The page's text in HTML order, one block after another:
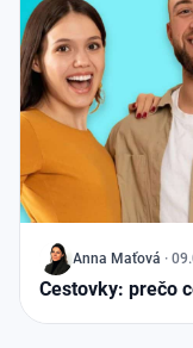
J Anna Maťová ·
Cestovky: prečo